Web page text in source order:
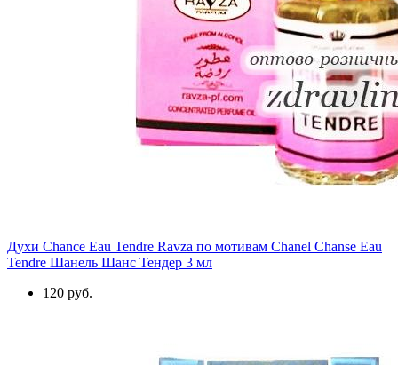
Духи Chance Eau Tendre Ravza по мотивам Chanel Chanse Eau
Tendre Шанель Шанс Тендер 3 мл
120 руб.